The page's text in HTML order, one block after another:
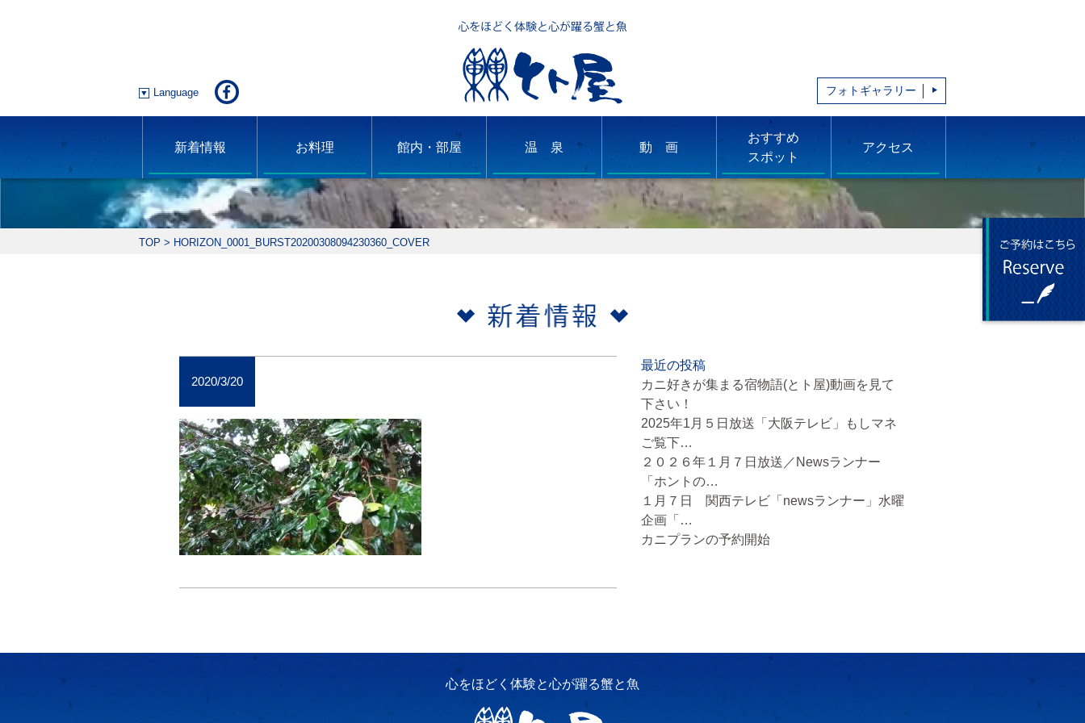
Language フォトギャラリー
新着情報 お料理 館内・部屋 温 泉 動 画
おすすめ
スポット
アクセス
TOP > HORIZON_0001_BURST20200308094230360_COVER
2020/3/20
最近の投稿
カニ好きが集まる宿物語(とト屋)動画を見て
下さい！
2025年1月５日放送「大阪テレビ」もしマネ
ご覧下…
２０２６年１月７日放送／Newsランナー
「ホントの…
１月７日 関西テレビ「newsランナー」水曜
企画「…
カニプランの予約開始